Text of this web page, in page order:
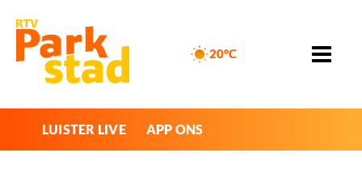
20°C
LUISTER LIVE APP ONS